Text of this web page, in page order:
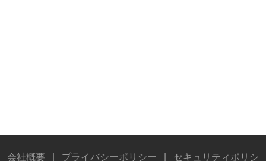
会社概要 プライバシーポリシー セキュリティポリシ